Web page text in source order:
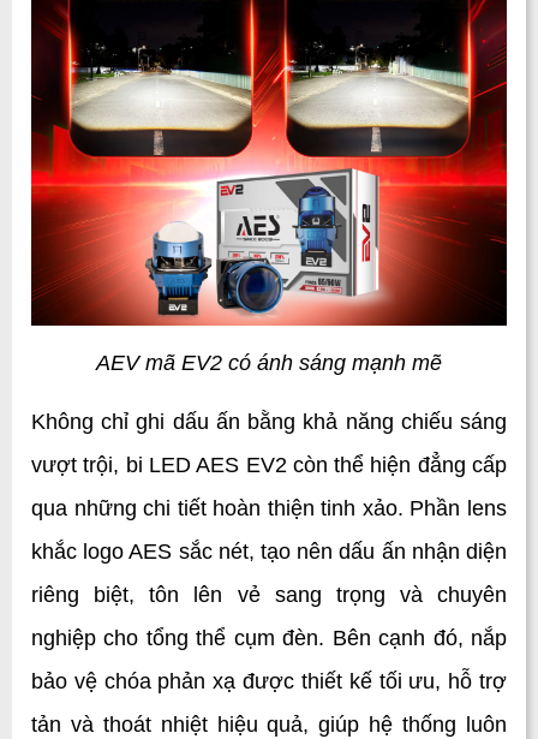
AEV mã EV2 có ánh sáng mạnh mẽ
Không chỉ ghi dấu ấn bằng khả năng chiếu sáng
vượt trội, bi LED AES EV2 còn thể hiện đẳng cấp
qua những chi tiết hoàn thiện tinh xảo. Phần lens
khắc logo AES sắc nét, tạo nên dấu ấn nhận diện
riêng biệt, tôn lên vẻ sang trọng và chuyên
nghiệp cho tổng thể cụm đèn. Bên cạnh đó, nắp
bảo vệ chóa phản xạ được thiết kế tối ưu, hỗ trợ
tản và thoát nhiệt hiệu quả, giúp hệ thống luôn